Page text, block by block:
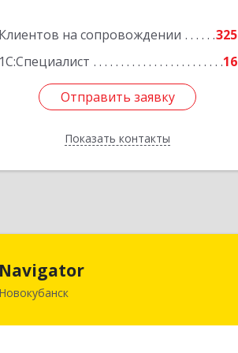
Клиентов на сопровождении
325
1С:Специалист
16
Отправить заявку
Показать контакты
Подробнее
Отправить заявку
Назад
Navigator
Новокубанск352240, Краснодарский край,